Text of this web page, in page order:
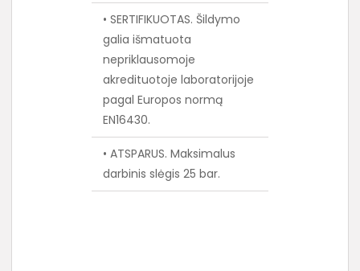
• SERTIFIKUOTAS. Šildymo
galia išmatuota
nepriklausomoje
akredituotoje laboratorijoje
pagal Europos normą
EN16430.
• ATSPARUS. Maksimalus
darbinis slėgis 25 bar.